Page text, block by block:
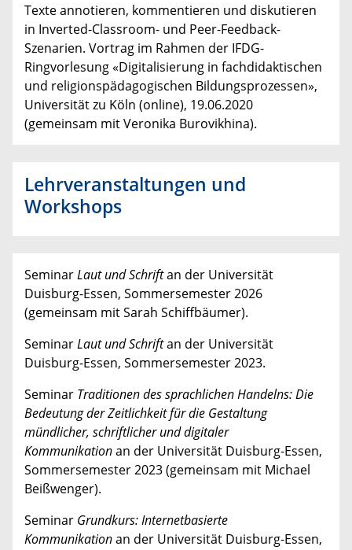
Texte annotieren, kommentieren und diskutieren
in Inverted-Classroom- und Peer-Feedback-
Szenarien. Vortrag im Rahmen der IFDG-
Ringvorlesung «Digitalisierung in fachdidaktischen
und religionspädagogischen Bildungsprozessen»,
Universität zu Köln (online), 19.06.2020
(gemeinsam mit Veronika Burovikhina).
Lehrveranstaltungen und
Workshops
SeminarLaut und Schriftan der Universität
Duisburg-Essen, Sommersemester 2026
(gemeinsam mit Sarah Schiffbäumer).
SeminarLaut und Schriftan der Universität
Duisburg-Essen, Sommersemester 2023.
Seminar Traditionen des sprachlichen Handelns:Die
Bedeutung der Zeitlichkeit für die Gestaltung
mündlicher, schriftlicher und digitaler
Kommunikationan der Universität Duisburg-Essen,
Sommersemester 2023 (gemeinsam mit Michael
Beißwenger).
Seminar Grundkurs: Internetbasierte
Kommunikationan der Universität Duisburg-Essen,